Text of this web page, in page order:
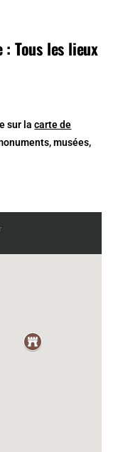
: Tous les lieux
sur lacarte de
musées,